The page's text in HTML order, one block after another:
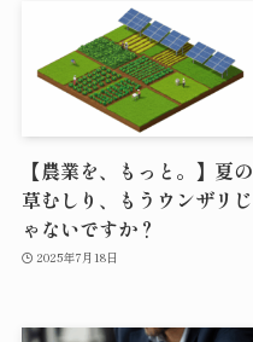
【農業を、もっと。】夏の
草むしり、もうウンザリじ
ゃないですか？
2025年7月18日